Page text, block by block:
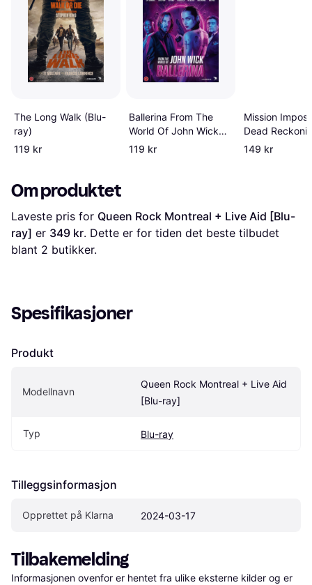
The Long Walk (Blu-
ray)
119 kr
Ballerina From The
World Of John Wick
Blu-ray
119 kr
Mission
Dead
ray
149 kr
Om produktet
Laveste pris for Queen Rock Montreal + Live Aid [Blu-
ray] er 349 kr. Dette er for tiden det beste tilbudet
blant 2 butikker.
Spesifikasjoner
Produkt
Modellnavn
Queen Rock Montreal + Live Aid
[Blu-ray]
Typ Blu-ray
Tilleggsinformasjon
Opprettet på Klarna 2024-03-17
Tilbakemelding
Informasjonen ovenfor er hentet fra ulike eksterne kilder og er